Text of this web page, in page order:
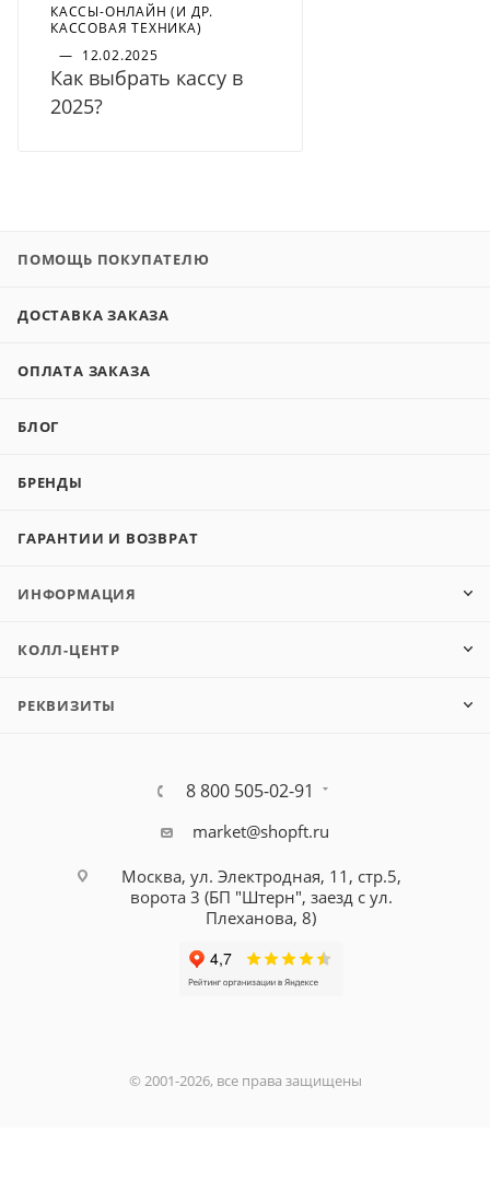
КАССЫ-ОНЛАЙН (И ДР.
КАССОВАЯ ТЕХНИКА)
— 12.02.2025
Как выбрать кассу в
2025?
ПОМОЩЬ ПОКУПАТЕЛЮ
ДОСТАВКА ЗАКАЗА
ОПЛАТА ЗАКАЗА
БЛОГ
БРЕНДЫ
ГАРАНТИИ И ВОЗВРАТ
ИНФОРМАЦИЯ
КОЛЛ-ЦЕНТР
РЕКВИЗИТЫ
8 800 505-02-91
market@shopft.ru
Москва, ул. Электродная, 11, стр.5,
ворота 3 (БП "Штерн", заезд с ул.
Плеханова, 8)
© 2001-2026, все права защищены